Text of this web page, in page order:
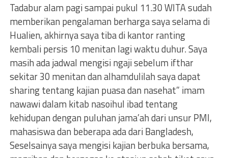
Tadabur alam pagi sampai pukul 11.30 WITA sudah
memberikan pengalaman berharga saya selama di
Hualien, akhirnya saya tiba di kantor ranting
kembali persis 10 menitan lagi waktu duhur. Saya
masih ada jadwal mengisi ngaji sebelum ifthar
sekitar 30 menitan dan alhamdulilah saya dapat
sharing tentang kajian puasa dan nasehat” imam
nawawi dalam kitab nasoihul ibad tentang
kehidupan dengan puluhan jama’ah dari unsur PMI,
mahasiswa dan beberapa ada dari Bangladesh,
Seselsainya saya mengisi kajian berbuka bersama,